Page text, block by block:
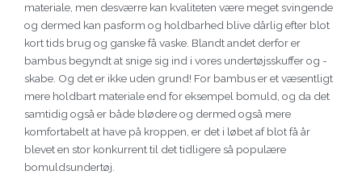
materiale, men desværre kan kvaliteten være meget svingende
og dermed kan pasform og holdbarhed blive dårlig efter blot
kort tids brug og ganske få vaske. Blandt andet derfor er
bambus begyndt at snige sig ind i vores undertøjsskuffer og -
skabe. Og det er ikke uden grund! For bambus er et væsentligt
mere holdbart materiale end for eksempel bomuld, og da det
samtidig også er både blødere og dermed også mere
komfortabelt at have på kroppen, er det i løbet af blot få år
blevet en stor konkurrent til det tidligere så populære
bomuldsundertøj.